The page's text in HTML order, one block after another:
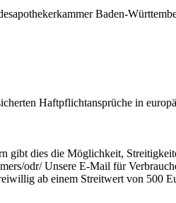
Baden-
Haftpflichtansprüche in
dies die Möglichkeit,
odr/ Unsere E-Mail für
ab einem Streitwert von 500